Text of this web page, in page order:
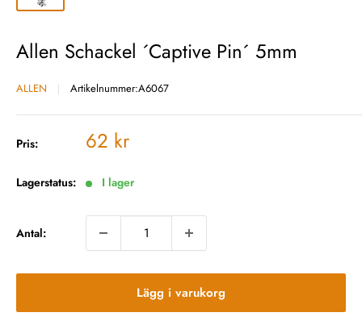
Allen Schackel ´Captive Pin´ 5mm
ALLEN Artikelnummer:A6067
Pris: Vårt
62 kr
Lagerstatus: I lager
Antal:
Lägg i varukorg